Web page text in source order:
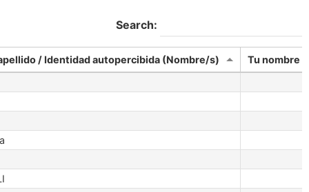
Search:
/ Identidad autopercibida (Nombre/s)
Tu nombre